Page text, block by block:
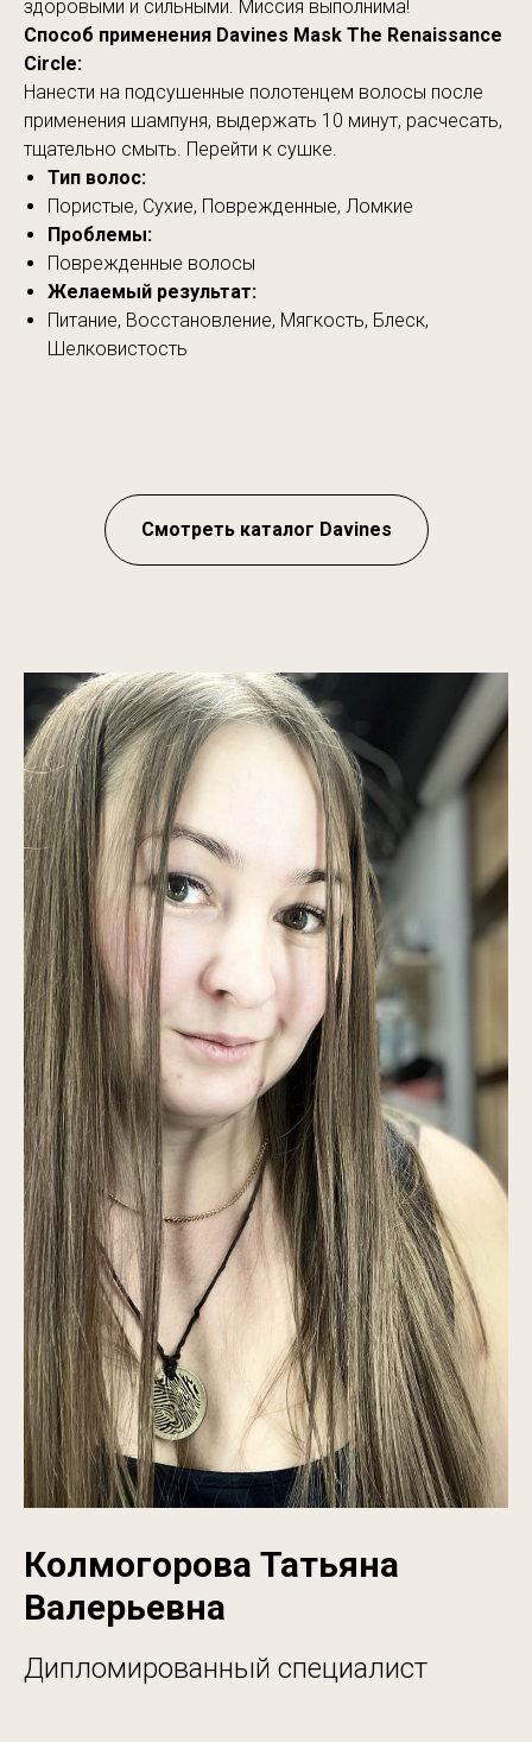
здоровыми и сильными. Миссия выполнима!
Способ применения Davines Mask The Renaissance
Circle:
Нанести на подсушенные полотенцем волосы после
применения шампуня, выдержать 10 минут, расчесать,
тщательно смыть. Перейти к сушке.
Тип волос:
Пористые, Сухие, Поврежденные, Ломкие
Проблемы:
Поврежденные волосы
Желаемый результат:
Питание, Восстановление, Мягкость, Блеск,
Шелковистость
Смотреть каталог Davines
Колмогорова Татьяна
Валерьевна
Дипломированный специалист